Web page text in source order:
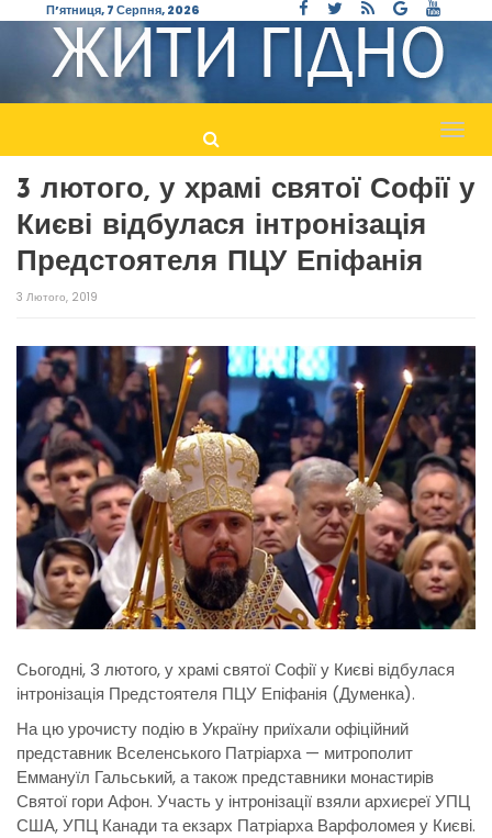
П’ятниця, 7 Серпня, 2026
3 лютого, у храмі святої Софії у
Києві відбулася інтронізація
Предстоятеля ПЦУ Епіфанія
3 Лютого, 2019
Сьогодні, 3 лютого, у храмі святої Софії у Києві відбулася
інтронізація Предстоятеля ПЦУ Епіфанія (Думенка).
На цю урочисту подію в Україну приїхали офіційний
представник Вселенського Патріарха — митрополит
Еммануїл Гальський, а також представники монастирів
Святої гори Афон. Участь у інтронізації взяли архиєреї УПЦ
США, УПЦ Канади та екзарх Патріарха Варфоломея у Києві.